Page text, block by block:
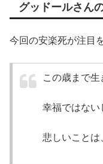
グッドールさん
今回の安楽死が注目
この歳まで
幸福ではない
悲しいことは